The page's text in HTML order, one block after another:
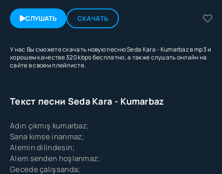
СЛУШАТЬ СКАЧАТЬ
У нас Вы сможете скачать новую песню Seda Kara - Kumarbaz в mp3 и
хорошем качестве 320 kbps бесплатно, а также слушать онлайн на
сайте в своем плейлисте.
Текст песни Seda Kara - Kumarbaz
Adın çıkmış kumarbaz;
Sana kimse inanmaz;
Alemin dilindesin;
Alem senden hoşlanmaz;
Gecede çalışsanda;